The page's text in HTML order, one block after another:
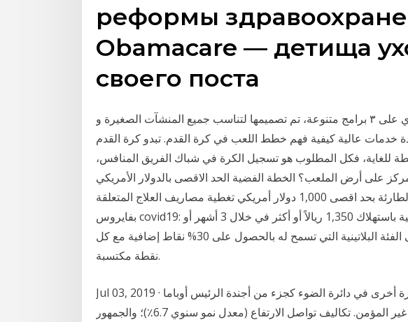
реформы
Obamacare — детища
своего поста
تأمين بوبا للمنشآت الجديد يحتوي على ٣ برامج متنوعة، تم تصميمها لتناسب جميع المنشآت الصغيرة و
خدمات عالية كيفية فهم خطط اللعب في كرة القدم. تبدو كرة القدم
للغاية، فكل المطلوب هو تسجيل الكرة في شباك الفريق المنافس،
على أرض الملعب؟ الخطة الفضية الحد الاقصى بالدولار الأمريكي
متضمنة في المصاريف الطبية الطارئة بحد اقصى 1,000 دولار أمريكي تغطية مصاريف العلاج المتعلقة
بفايروس covid19: مثال: إذا قام عميل من الفئة الفضية باستهلاك 1,350 ريالاً أو أكثر في خلال 3 أشهر أو
أقل، فسوف تتم ترقيته تلقائياً إلى الفئة البلاتينية التي تسمح له بالحصول على 30% نقاط إضافية مع كل
نقطة مكتسبة.
Jul 03, 2019 · نظام الرعاية الصحية في البلاد هو مرة أخرى في دائرة الضوء كجزء من أجندة الرئيس أوباما
السياسة. أعداد متزايدة من الأمريكيين غير المؤمن. تكاليف تواصل الارتفاع (معدل نمو سنوي 6.7٪)؛ والجمهور